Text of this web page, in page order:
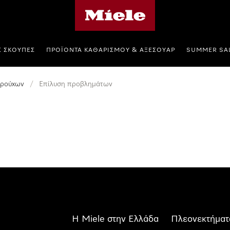
ΣΚΟΎΠΕΣ ΠΡΟΪΌΝΤΑ ΚΑΘΑΡΙΣΜΟΎ & ΑΞΕΣΟΥΆΡ SUMMER
/ Επίλυση προβλημάτων
Η Miele στην Ελλάδα